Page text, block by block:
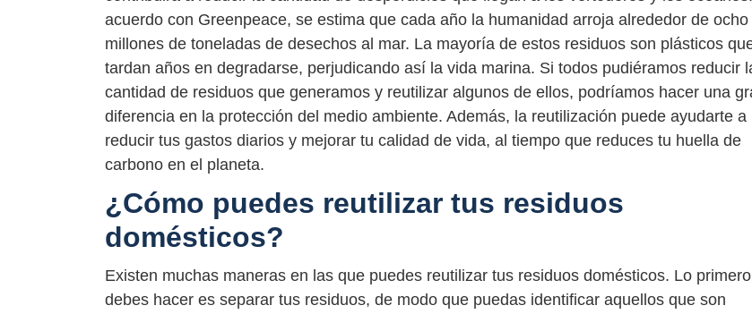
acuerdo con Greenpeace, se estima que cada año la humanidad arroja alrededor de ocho
millones de toneladas de desechos al mar. La mayoría de estos residuos son plásticos
tardan años en degradarse, perjudicando así la vida marina. Si todos pudiéramos reducir
cantidad de residuos que generamos y reutilizar algunos de ellos, podríamos hacer una
diferencia en la protección del medio ambiente. Además, la reutilización puede ayudarte a
reducir tus gastos diarios y mejorar tu calidad de vida, al tiempo que reduces tu huella de
carbono en el planeta.
¿Cómo puedes reutilizar tus residuos
domésticos?
Existen muchas maneras en las que puedes reutilizar tus residuos domésticos. Lo
debes hacer es separar tus residuos, de modo que puedas identificar aquellos que son